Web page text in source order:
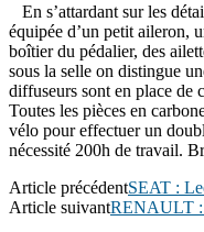
En s’attardant sur les
équipée d’un petit aileron,
boîtier du pédalier, des
sous la selle on distingue
diffuseurs sont en place de
Toutes les pièces en
vélo pour effectuer un
nécessité 200h de travail.
Article précédentSEAT :
Article suivantRENAULT :